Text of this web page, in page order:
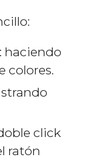
haciendo
colores.
click
ratón